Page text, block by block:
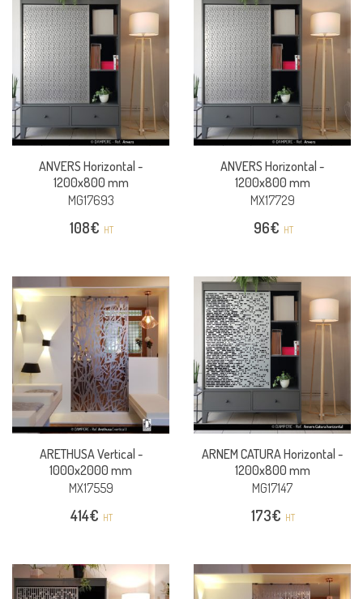
ANVERS Horizontal -
1200x800 mm
MG17693
108€ HT
ANVERS Horizontal -
1200x800 mm
MX17729
96€ HT
ARETHUSA Vertical -
1000x2000 mm
MX17559
414€ HT
ARNEM CATURA Horizontal -
1200x800 mm
MG17147
173€ HT